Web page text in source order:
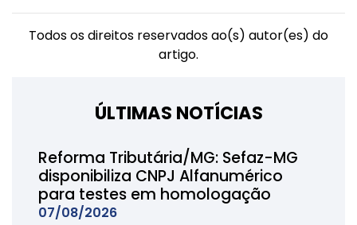
Todos os direitos reservados ao(s) autor(es) do
artigo.
ÚLTIMAS NOTÍCIAS
Reforma Tributária/MG: Sefaz-MG
disponibiliza CNPJ Alfanumérico
para testes em homologação
07/08/2026